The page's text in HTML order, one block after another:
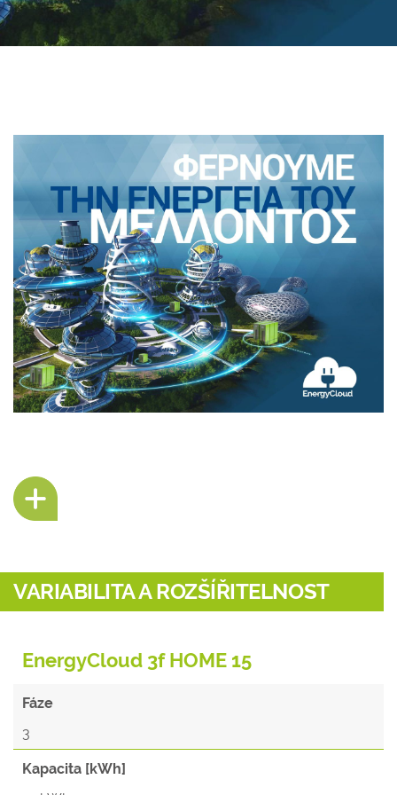
VARIABILITA A ROZŠÍŘITELNOST
EnergyCloud 3f HOME 15
Fáze
3
Kapacita [kWh]